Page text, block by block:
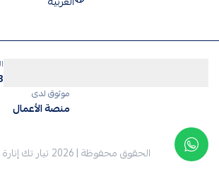
موثوق لدى
منصة الأعمال
الحقوق محفوظة | 2026 تيار تك